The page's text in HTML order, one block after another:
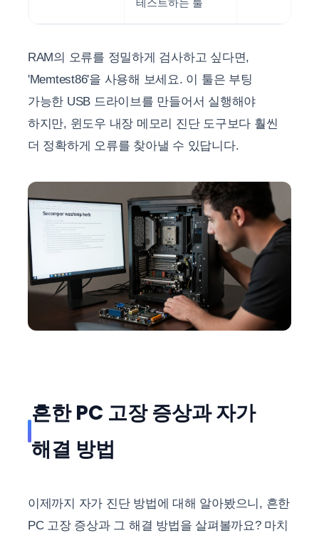
테스트하는 툴
RAM의 오류를 정밀하게 검사하고 싶다면,
'Memtest86'을 사용해 보세요. 이 툴은 부팅
가능한 USB 드라이브를 만들어서 실행해야
하지만, 윈도우 내장 메모리 진단 도구보다 훨씬
더 정확하게 오류를 찾아낼 수 있답니다.
흔한 PC 고장 증상과 자가
해결 방법
이제까지 자가 진단 방법에 대해 알아봤으니, 흔한
PC 고장 증상과 그 해결 방법을 살펴볼까요? 마치